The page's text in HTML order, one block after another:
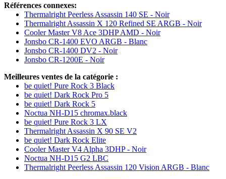
Références connexes:
Thermalright Peerless Assassin 140 SE - Noir
Thermalright Assassin X 120 Refined SE ARGB - Noir
Cooler Master V8 Ace 3DHP AMD - Noir
Jonsbo CR-1400 EVO ARGB - Blanc
Jonsbo CR-1400 DV2 - Noir
Jonsbo CR-1200E - Noir
Meilleures ventes de la catégorie :
be quiet! Pure Rock 3 Black
be quiet! Dark Rock Pro 5
be quiet! Dark Rock 5
Noctua NH-D15 chromax.black
be quiet! Pure Rock 3 LX
Thermalright Assassin X 90 SE V2
be quiet! Dark Rock Elite
Cooler Master V4 Alpha 3DHP - Noir
Noctua NH-D15 G2 LBC
Thermalright Peerless Assassin 120 Vision ARGB - Blanc